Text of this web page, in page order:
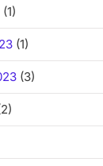
(1)
(1)
(3)